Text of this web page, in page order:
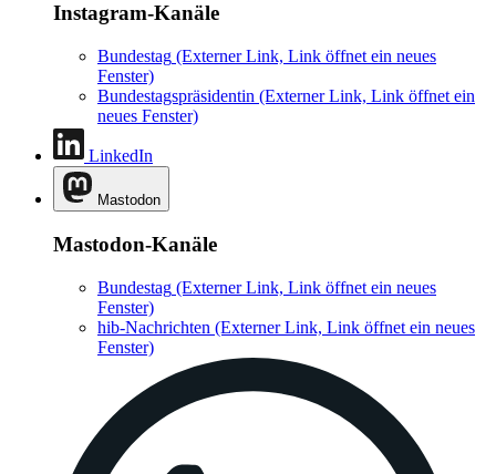
Instagram-Kanäle
Bundestag (Externer Link, Link öffnet ein neues
Fenster)
Bundestagspräsidentin (Externer Link, Link öffnet ein
neues Fenster)
LinkedIn
Mastodon
Mastodon-Kanäle
Bundestag (Externer Link, Link öffnet ein neues
Fenster)
hib-Nachrichten (Externer Link, Link öffnet ein neues
Fenster)